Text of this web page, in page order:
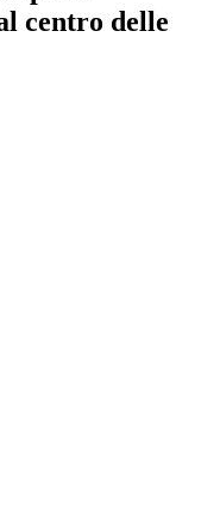
centro delle